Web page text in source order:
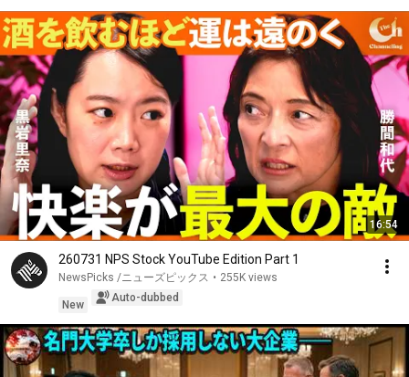
16:54
260731 NPS Stock YouTube Edition Part 1
NewsPicks /ニューズピックス • 255K views
New
Auto-dubbed